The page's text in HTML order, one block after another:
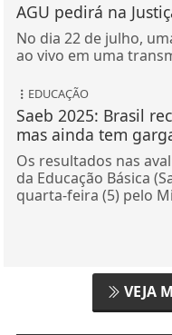
AGU pedirá na
No dia 22 de julho,
ao vivo em uma
EDUCAÇÃO
Saeb 2025: Brasil
mas ainda tem
Os resultados nas
da Educação Básica
quarta-feira (5) pelo
VEJA